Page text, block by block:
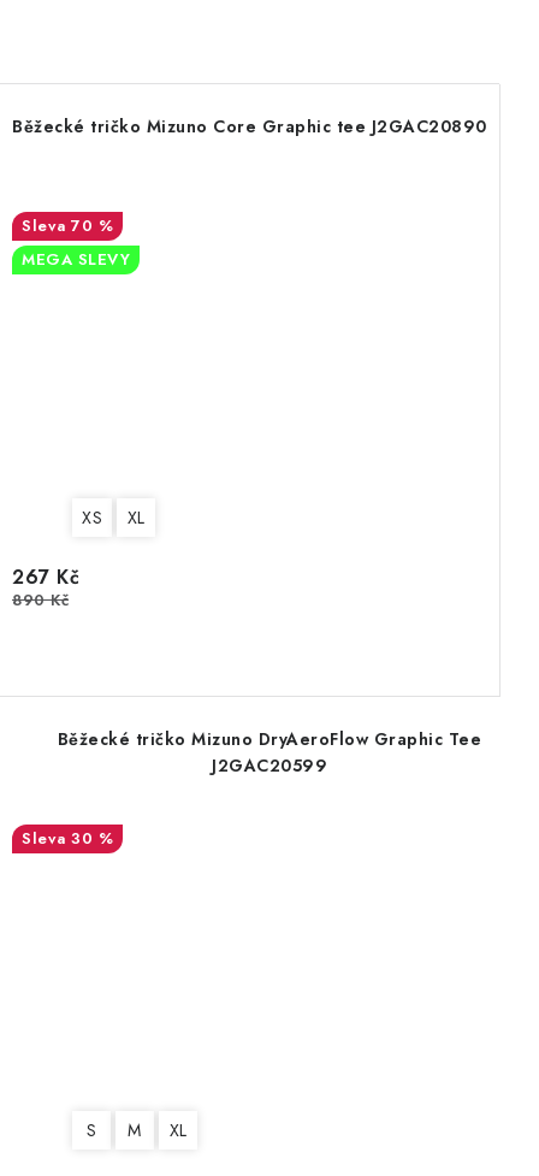
Běžecké tričko Mizuno Core Graphic tee J2GAC20890
70 %
MEGA SLEVY
XS XL
267 Kč
890 Kč
Běžecké tričko Mizuno DryAeroFlow Graphic Tee
J2GAC20599
30 %
S M XL